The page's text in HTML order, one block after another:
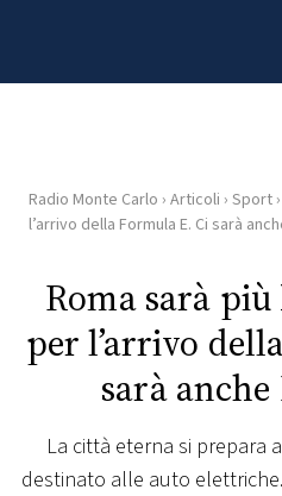
HOME
RADIO
WEB
RADIO
PLAYLIST
Radio Monte Carlo › Articoli › Sport ›
l’arrivo della Formula E. Ci sarà
Roma sarà
per l’arrivo
sarà
La città eterna si prepara
destinato alle auto